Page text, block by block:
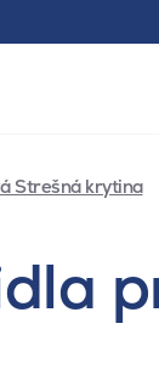
Strešná krytina